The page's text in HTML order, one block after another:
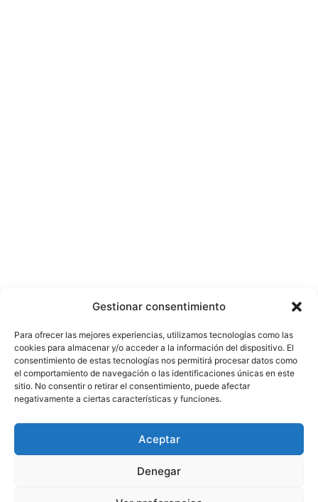
Gestionar consentimiento
Para ofrecer las mejores experiencias, utilizamos tecnologías como las
cookies para almacenar y/o acceder a la información del dispositivo. El
consentimiento de estas tecnologías nos permitirá procesar datos como
el comportamiento de navegación o las identificaciones únicas en este
sitio. No consentir o retirar el consentimiento, puede afectar
negativamente a ciertas características y funciones.
Aceptar
Denegar